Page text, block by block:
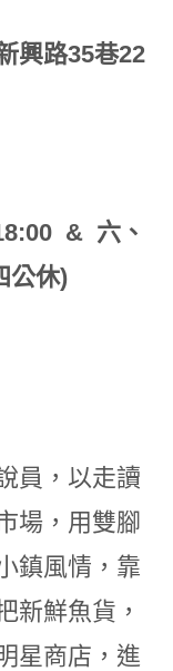
興路35巷22
& 六、
公休)
員，以走讀
場，用雙腳
鎮風情，靠
新鮮魚貨，
星商店，進